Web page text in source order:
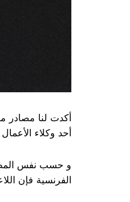
أكدت لنا مصادر
أحد وكلاء
و حسب نفس
الفرنسية فإن